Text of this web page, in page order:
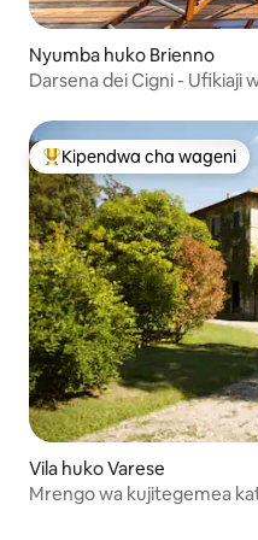
Nyumba huko Brienno
Darsena dei Cigni - Ufikiaji
Kipendwa maarufu cha
Kipendwa cha wageni
Vila huko Varese
Mrengo wa kujitegemea